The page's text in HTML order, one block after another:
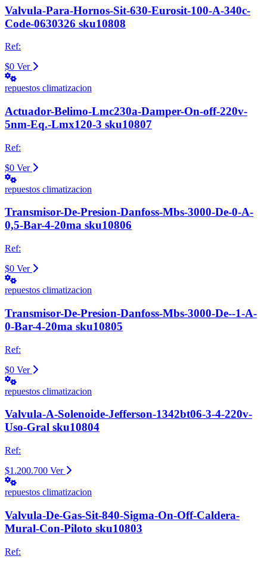
Valvula-Para-Hornos-Sit-630-Eurosit-100-A-340c-
Code-0630326 sku10808
Ref:
$0 Ver
repuestos climatizacion
Actuador-Belimo-Lmc230a-Damper-On-off-220v-
5nm-Eq.-Lmx120-3 sku10807
Ref:
$0 Ver
repuestos climatizacion
Transmisor-De-Presion-Danfoss-Mbs-3000-De-0-A-
0,5-Bar-4-20ma sku10806
Ref:
$0 Ver
repuestos climatizacion
Transmisor-De-Presion-Danfoss-Mbs-3000-De--1-A-
0-Bar-4-20ma sku10805
Ref:
$0 Ver
repuestos climatizacion
Valvula-A-Solenoide-Jefferson-1342bt06-3-4-220v-
Uso-Gral sku10804
Ref:
$1.200.700 Ver
repuestos climatizacion
Valvula-De-Gas-Sit-840-Sigma-On-Off-Caldera-
Mural-Con-Piloto sku10803
Ref: